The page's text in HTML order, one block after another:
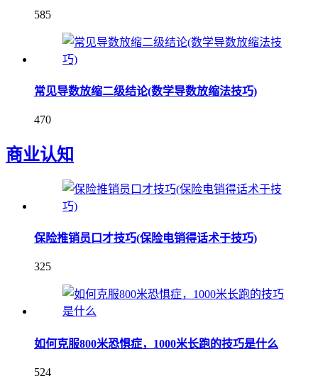
585
常见导数放缩二级结论(数学导数放缩法技巧)
470
商业认知
保险推销员口才技巧(保险电销得话术于技巧)
325
如何克服800米恐惧症，1000米长跑的技巧是什么
524